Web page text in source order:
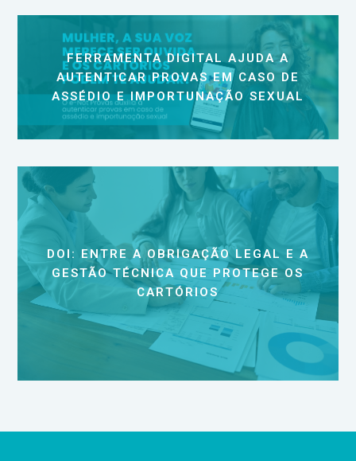
FERRAMENTA DIGITAL AJUDA A
AUTENTICAR PROVAS EM CASO DE
ASSÉDIO E IMPORTUNAÇÃO SEXUAL
DOI: ENTRE A OBRIGAÇÃO LEGAL E A
GESTÃO TÉCNICA QUE PROTEGE OS
CARTÓRIOS